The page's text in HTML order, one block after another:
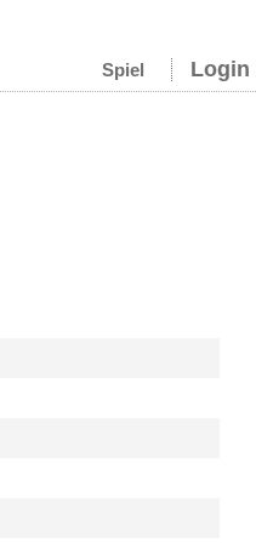
Spiel Login